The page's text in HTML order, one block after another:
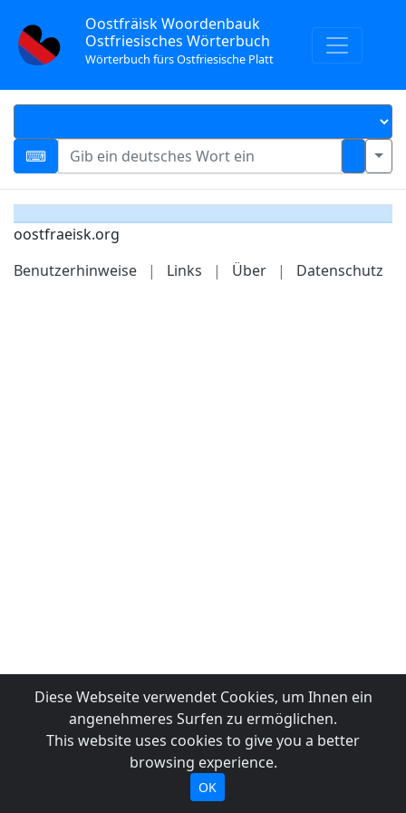
Oostfräisk Woordenbauk
Ostfriesisches Wörterbuch
Wörterbuch fürs Ostfriesische Platt
oostfraeisk.org
Benutzerhinweise
| Links | Über | Datenschutz
Diese Webseite verwendet Cookies, um Ihnen ein
angenehmeres Surfen zu ermöglichen.
This website uses cookies to give you a better
browsing experience.
OK